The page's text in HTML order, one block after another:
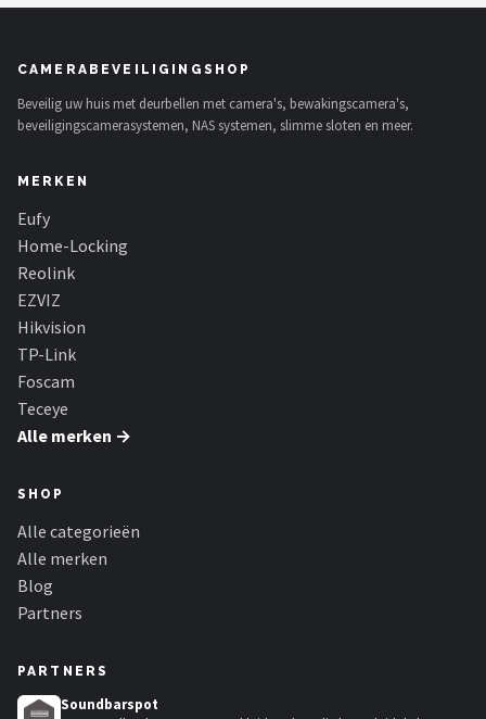
TP-Link
Foscam
Teceye
Smartwares
ieGeek
Alle merken →
CAMERABEVEILIGINGSHOP
Beveilig uw huis met deurbellen met camera's, bewakingscamera's,
beveiligingscamerasystemen, NAS systemen, slimme sloten en meer.
MERKEN
Eufy
Home-Locking
Reolink
EZVIZ
Hikvision
TP-Link
Foscam
Teceye
Alle merken →
SHOP
Alle categorieën
Alle merken
Blog
Partners
PARTNERS
Soundbarspot